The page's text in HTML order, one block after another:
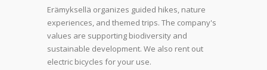
Erämyksellä organizes guided hikes, nature
experiences, and themed trips. The company's
values are supporting biodiversity and
sustainable development. We also rent out
electric bicycles for your use.